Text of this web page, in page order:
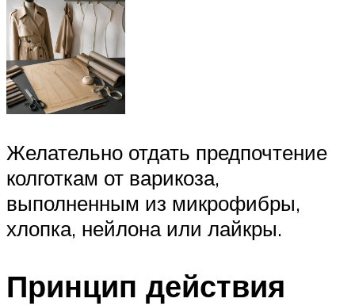
Желательно отдать предпочтение
колготкам от варикоза,
выполненным из микрофибры,
хлопка, нейлона или лайкры.
Принцип действия